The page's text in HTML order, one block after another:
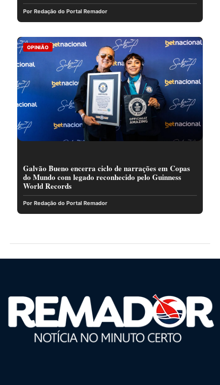
Por Redação do Portal Remador
OPINIÃO
Galvão Bueno encerra ciclo de narrações em Copas
do Mundo com legado reconhecido pelo Guinness
World Records
Por Redação do Portal Remador